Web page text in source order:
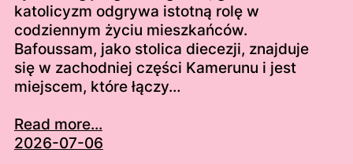
katolicyzm odgrywa istotną rolę w
codziennym życiu mieszkańców.
Bafoussam, jako stolica diecezji, znajduje
się w zachodniej części Kamerunu i jest
miejscem, które łączy…
Read more...
2026-07-06